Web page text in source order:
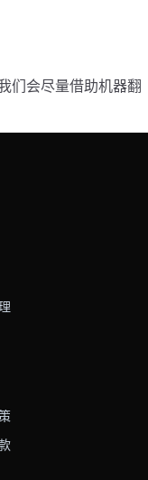
们会尽量借助机器翻